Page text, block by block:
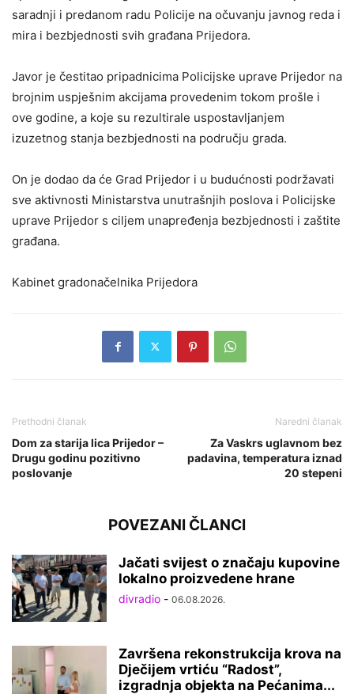
saradnji i predanom radu Policije na očuvanju javnog reda i
mira i bezbjednosti svih građana Prijedora.
Javor je čestitao pripadnicima Policijske uprave Prijedor na
brojnim uspješnim akcijama provedenim tokom prošle i
ove godine, a koje su rezultirale uspostavljanjem
izuzetnog stanja bezbjednosti na području grada.
On je dodao da će Grad Prijedor i u budućnosti podržavati
sve aktivnosti Ministarstva unutrašnjih poslova i Policijske
uprave Prijedor s ciljem unapređenja bezbjednosti i zaštite
građana.
Kabinet gradonačelnika Prijedora
Prethodni članak
Dom za starija lica Prijedor –
Drugu godinu pozitivno
poslovanje
Naredni članak
Za Vaskrs uglavnom bez
padavina, temperatura iznad
20 stepeni
POVEZANI ČLANCI
Jačati svijest o značaju kupovine
lokalno proizvedene hrane
divradio - 06.08.2026.
Završena rekonstrukcija krova na
Dječijem vrtiću “Radost”,
izgradnja objekta na Pećanima...